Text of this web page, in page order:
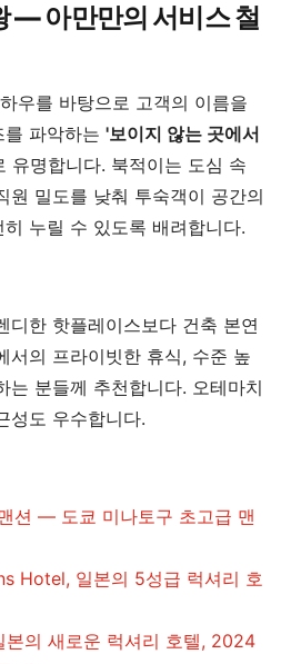
— 아만만의 서비스 철
우를 바탕으로 고객의 이름을
파악하는 '보이지 않는 곳에서
유명합니다. 북적이는 도심 속
원 밀도를 낮춰 투숙객이 공간의
누릴 수 있도록 배려합니다.
디한 핫플레이스보다 건축 본연
서의 프라이빗한 휴식, 수준 높
는 분들께 추천합니다. 오테마치
성도 우수합니다.
션 — 도쿄 미나토구 초고급 맨
Hotel, 일본의 5성급 럭셔리 호
본의 새로운 럭셔리 호텔, 2024